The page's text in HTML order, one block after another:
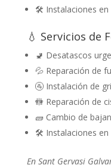
🛠️ Instalaciones en
💧 Servicios de
🚽 Desatascos
💦 Reparación de
🚰 Instalación de
🚻 Reparación de
🧱 Cambio de
🛠️ Instalaciones en
En Sant Gervasi